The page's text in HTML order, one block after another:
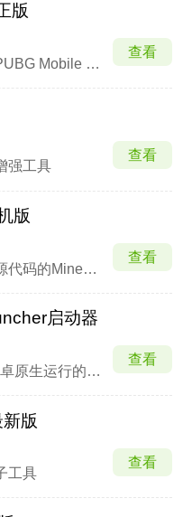
版
专门为和平精英、PUBG Mobile 玩家开发的画质助手！
查看
强工具
查看
版
免费、自由、开放源代码的Minecraft启动器
查看
启动器
让PC独立游戏在安卓原生运行的启动器
查看
版
工具
查看